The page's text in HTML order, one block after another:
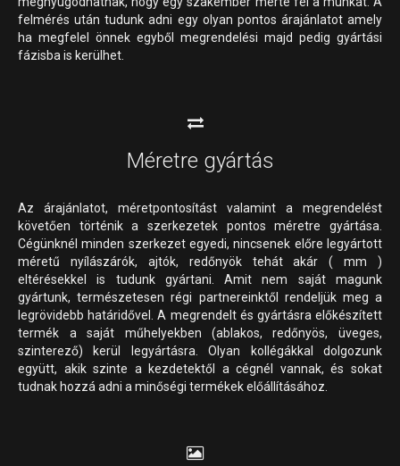
felmérés után tudunk adni egy olyan pontos árajánlatot amely
ha megfelel önnek egyből megrendelési majd pedig gyártási
fázisba is kerülhet.
Méretre gyártás
Az árajánlatot, méretpontosítást valamint a megrendelést
követően történik a szerkezetek pontos méretre gyártása.
Cégünknél minden szerkezet egyedi, nincsenek előre legyártott
méretű nyílászárók, ajtók, redőnyök tehát akár ( mm )
eltérésekkel is tudunk gyártani. Amit nem saját magunk
gyártunk, természetesen régi partnereinktől rendeljük meg a
legrövidebb határidővel. A megrendelt és gyártásra előkészített
termék a saját műhelyekben (ablakos, redőnyös, üveges,
szinterező) kerül legyártásra. Olyan kollégákkal dolgozunk
együtt, akik szinte a kezdetektől a cégnél vannak, és sokat
tudnak hozzá adni a minőségi termékek előállításához.